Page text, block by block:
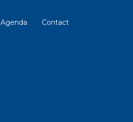
Agenda Contact